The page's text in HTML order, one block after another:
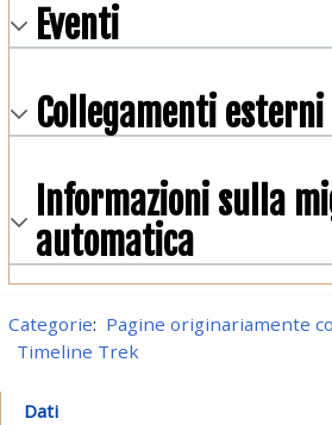
Eventi
Collegamenti esterni
Informazioni sulla
automatica
Categorie: Pagine originariamente
Timeline Trek
Dati